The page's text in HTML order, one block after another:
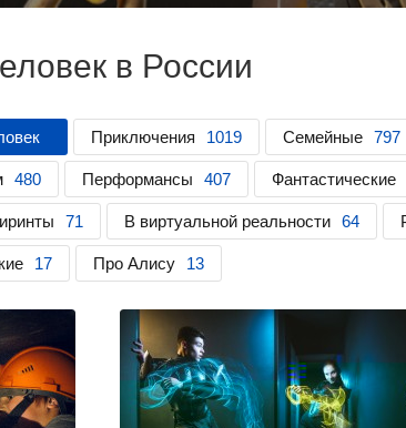
в России
Приключения 1019 Семейные 797
480 Перформансы 407 Фантастические
71 В виртуальной реальности 64
17 Про Алису 13